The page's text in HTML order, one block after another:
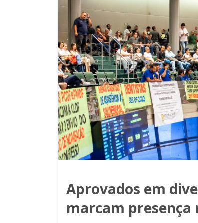
Aprovados em
marcam presença